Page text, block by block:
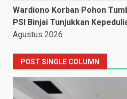
Wardiono Korban Pohon
PSI Binjai Tunjukkan
Agustus 2026
POST SINGLE COLUMN